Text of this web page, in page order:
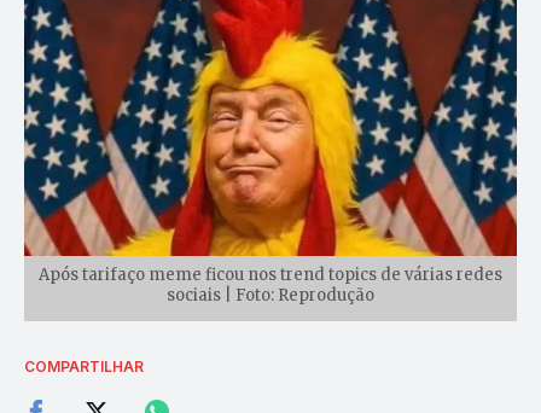
Após tarifaço meme ficou nos trend topics de várias redes
sociais | Foto: Reprodução
COMPARTILHAR